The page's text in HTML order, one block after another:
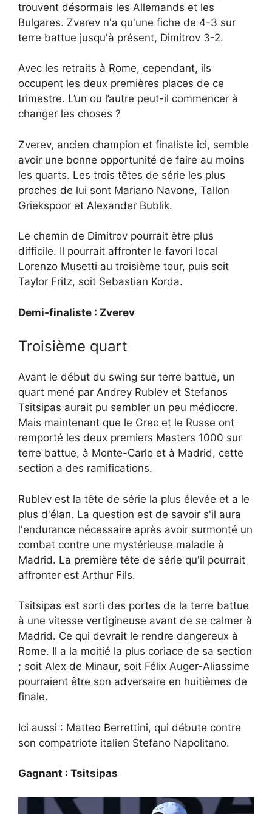
trouvent désormais les Allemands et les
Bulgares. Zverev n'a qu'une fiche de 4-3 sur
terre battue jusqu'à présent, Dimitrov 3-2.
Avec les retraits à Rome, cependant, ils
occupent les deux premières places de ce
trimestre. L’un ou l’autre peut-il commencer à
changer les choses ?
Zverev, ancien champion et finaliste ici, semble
avoir une bonne opportunité de faire au moins
les quarts. Les trois têtes de série les plus
proches de lui sont Mariano Navone, Tallon
Griekspoor et Alexander Bublik.
Le chemin de Dimitrov pourrait être plus
difficile. Il pourrait affronter le favori local
Lorenzo Musetti au troisième tour, puis soit
Taylor Fritz, soit Sebastian Korda.
Demi-finaliste : Zverev
Troisième quart
Avant le début du swing sur terre battue, un
quart mené par Andrey Rublev et Stefanos
Tsitsipas aurait pu sembler un peu médiocre.
Mais maintenant que le Grec et le Russe ont
remporté les deux premiers Masters 1000 sur
terre battue, à Monte-Carlo et à Madrid, cette
section a des ramifications.
Rublev est la tête de série la plus élevée et a le
plus d'élan. La question est de savoir s'il aura
l'endurance nécessaire après avoir surmonté un
combat contre une mystérieuse maladie à
Madrid. La première tête de série qu'il pourrait
affronter est Arthur Fils.
Tsitsipas est sorti des portes de la terre battue
à une vitesse vertigineuse avant de se calmer à
Madrid. Ce qui devrait le rendre dangereux à
Rome. Il a la moitié la plus coriace de sa section
; soit Alex de Minaur, soit Félix Auger-Aliassime
pourraient être son adversaire en huitièmes de
finale.
Ici aussi : Matteo Berrettini, qui débute contre
son compatriote italien Stefano Napolitano.
Gagnant : Tsitsipas